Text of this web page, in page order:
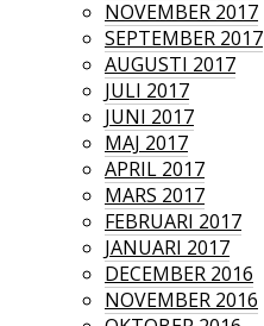
NOVEMBER 2017
SEPTEMBER 2017
AUGUSTI 2017
JULI 2017
JUNI 2017
MAJ 2017
APRIL 2017
MARS 2017
FEBRUARI 2017
JANUARI 2017
DECEMBER 2016
NOVEMBER 2016